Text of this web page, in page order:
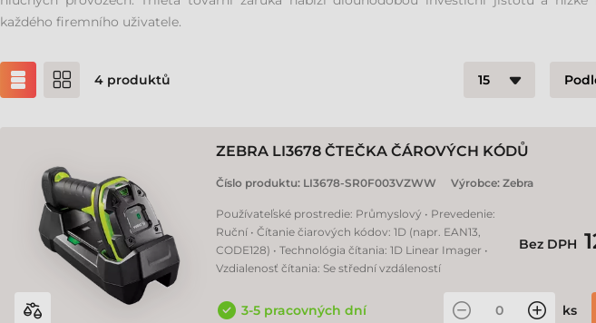
každého firemního uživatele.
4 produktů
ZEBRA LI3678 ČTEČKA ČÁROVÝCH KÓDŮ
Číslo produktu: LI3678-SR0F003VZWW Výrobce: Zebra
Používateľské prostredie: Průmyslový • Prevedenie:
Ruční • Čítanie čiarových kódov: 1D (napr. EAN13,
CODE128) • Technológia čítania: 1D Linear Imager •
Vzdialenosť čítania: Se střední vzdáleností
Bez DPH
3-5 pracovných dní ks